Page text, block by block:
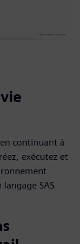
continuant à
exécutez et
SAS